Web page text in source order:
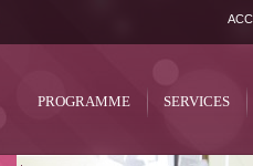
PROGRAMME SERVICES